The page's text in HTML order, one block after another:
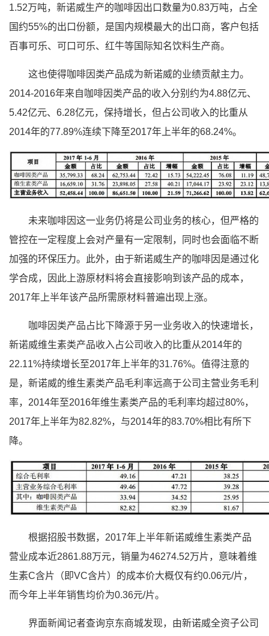
1.52万吨，新诺威生产的咖啡因出口数量为0.83万吨，占全
国约55%的出口份额，是国内规模最大的出口商，客户包括
百事可乐、可口可乐、红牛等国际知名饮料生产商。
这也使得咖啡因类产品成为新诺威的业绩贡献主力。
2014-2016年来自咖啡因类产品的收入分别约为4.88亿元、
5.42亿元、6.28亿元，保持增长，但占公司收入的比重从
2014年的77.89%连续下降至2017年上半年的68.24%。
未来咖啡因这一业务仍将是公司业务的核心，但严格的
管控在一定程度上会对产量有一定限制，同时也会面临不断
加强的环保压力。此外，由于新诺威生产的咖啡因是通过化
学合成，因此上游原材料将会直接影响到该产品的成本，
2017年上半年该产品所需原材料普遍出现上涨。
咖啡因类产品占比下降源于另一业务收入的快速增长，
新诺威维生素类产品收入占公司收入的比重从2014年的
22.11%持续增长至2017年上半年的31.76%。值得注意的
是，新诺威的维生素类产品毛利率远高于公司主营业务毛利
率，2014年至2016年维生素类产品的毛利率均超过80%，
2017年上半年为82.82%，与2014年的83.70%相比有所下
降。
根据招股书数据，2017年上半年新诺威维生素类产品
营业成本近2861.88万元，销量为46274.52万片，意味着维
生素C含片（即VC含片）的成本价大概仅有约0.06元/片，
而今年上半年销售均价为0.36元/片。
界面新闻记者查询京东商城发现，由新诺威全资子公司